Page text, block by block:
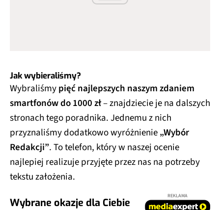
Jak wybieraliśmy?
Wybraliśmypięć najlepszych naszym zdaniem
smartfonów do 1000 zł– znajdziecie je na dalszych
stronach tego poradnika. Jednemu z nich
przyznaliśmy dodatkowo wyróżnienie„Wybór
Redakcji”. To telefon, który w naszej ocenie
najlepiej realizuje przyjęte przez nas na potrzeby
tekstu założenia.
Wybrane okazje dla Ciebie
REKLAMA